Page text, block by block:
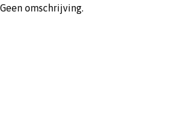
Geen omschrijving.